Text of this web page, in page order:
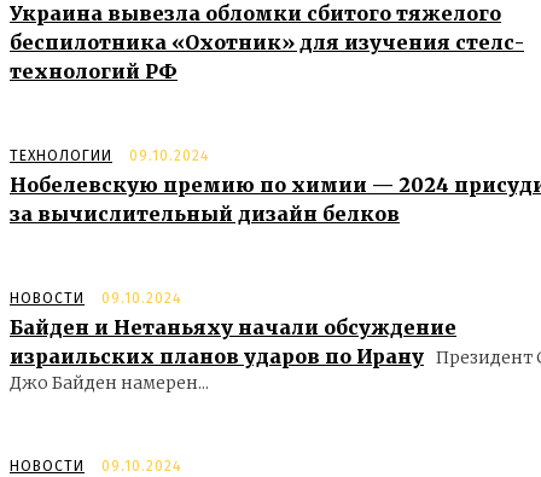
Украина вывезла обломки сбитого тяжелого
беспилотника «Охотник» для изучения стелс-
технологий РФ
ТЕХНОЛОГИИ 09.10.2024
Нобелевскую премию по химии — 2024
за вычислительный дизайн белков
НОВОСТИ 09.10.2024
Байден и Нетаньяху начали обсуждение
израильских планов ударов по Ирану
Джо Байден намерен...
НОВОСТИ 09.10.2024